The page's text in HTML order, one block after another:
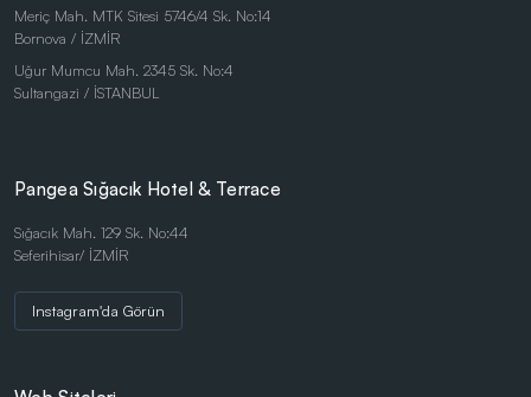
Kalem Setleri
Kişisel Ürünler
Kırtasiye Ürünleri
Kristal ve Ödül Ürünleri
Masa Saatleri
Masaüstü Ürünler
Metal Tükenmez - Roller Kalemler
Meriç Mah. MTK Sitesi 5746/4 Sk. No:14
Bornova / İZMİR
Uğur Mumcu Mah. 2345 Sk. No:4
Sultangazi / İSTANBUL
Pangea Sığacık Hotel & Terrace
Sığacık Mah. 129 Sk. No:44
Seferihisar/ İZMİR
Instagram'da Görün